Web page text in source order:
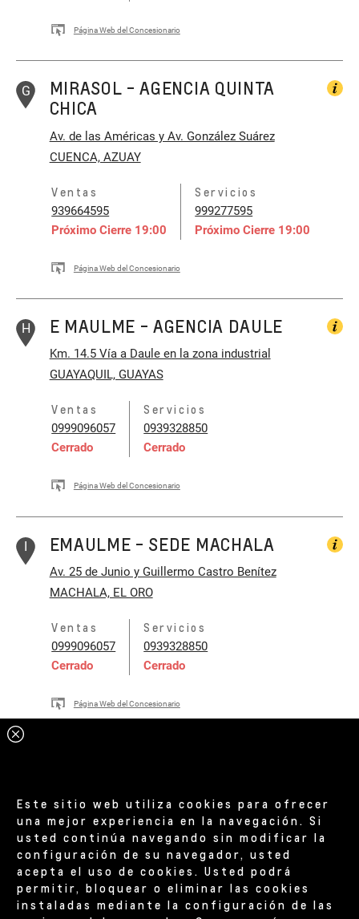
Página Web del Concesionario
G
MIRASOL - AGENCIA QUINTA
CHICA
Av. de las Américas y Av. González Suárez
CUENCA, AZUAY
Ventas
939664595
Próximo Cierre 19:00
Servicios
999277595
Próximo Cierre 19:00
Página Web del Concesionario
H E MAULME - AGENCIA DAULE
Km. 14.5 Vía a Daule en la zona industrial
GUAYAQUIL, GUAYAS
Ventas
0999096057
Cerrado
Servicios
0939328850
Cerrado
Página Web del Concesionario
EMAULME - SEDE MACHALA
Av. 25 de Junio y Guillermo Castro Benítez
MACHALA, EL ORO
Ventas
0999096057
Cerrado
Servicios
0939328850
Cerrado
Página Web del Concesionario
Este sitio web utiliza cookies para ofrecer
una mejor experiencia en la navegación. Si
usted continúa navegando sin modificar la
configuración de su navegador, usted
acepta el uso de cookies. Usted podrá
permitir, bloquear o eliminar las cookies
instaladas mediante la configuración de las